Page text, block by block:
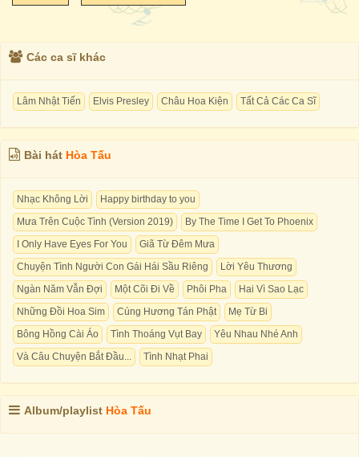
Các ca sĩ khác
Lâm Nhật Tiến Elvis Presley Châu Hoa Kiện Tất Cả Các Ca Sĩ
Bài hát Hòa Tấu
Nhạc Không Lời
Happy birthday to you
Mưa Trên Cuộc Tình (Version 2019)
By The Time I Get To Phoenix
I Only Have Eyes For You
Giã Từ Đêm Mưa
Chuyện Tình Người Con Gái Hái Sầu Riêng
Lời Yêu Thương
Ngàn Năm Vẫn Đợi
Một Cõi Đi Về Phôi Pha
Hai Vì Sao Lạc
Những Đồi Hoa Sim
Cúng Hương Tán Phật
Mẹ Từ Bi
Bông Hồng Cài Áo
Tình Thoáng Vụt Bay
Yêu Nhau Nhé Anh
Và Câu Chuyện Bắt Đầu...
Tình Nhạt Phai
Album/playlist Hòa Tấu